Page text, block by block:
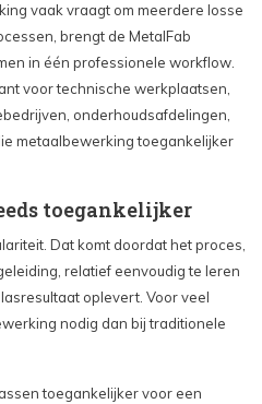
vaak vraagt om meerdere losse
brengt de MetalFab
in één professionele workflow.
voor technische werkplaatsen,
onderhoudsafdelingen,
metaalbewerking toegankelijker
toegankelijker
Dat komt doordat het proces,
relatief eenvoudig te leren
oplevert. Voor veel
nodig dan bij traditionele
toegankelijker voor een